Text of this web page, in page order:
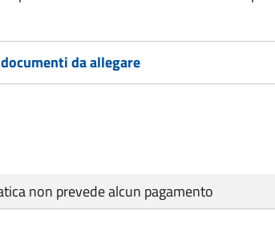
da allegare
non prevede alcun pagamento